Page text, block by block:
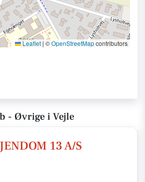
Leaflet | ©OpenStreetMapcontributors
- Øvrige i Vejle
13 A/S